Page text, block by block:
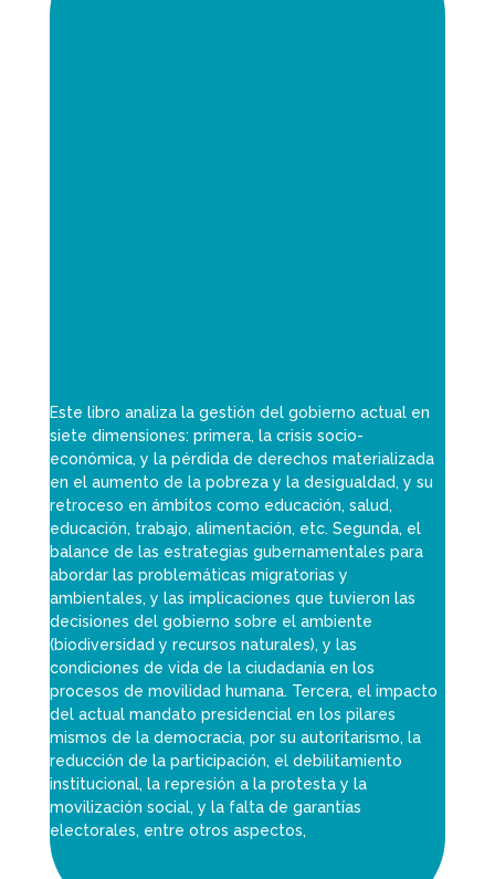
Este libro analiza la gestión del gobierno actual en
siete dimensiones: primera, la crisis socio-
económica, y la pérdida de derechos materializada
en el aumento de la pobreza y la desigualdad, y su
retroceso en ámbitos como educación, salud,
educación, trabajo, alimentación, etc. Segunda, el
balance de las estrategias gubernamentales para
abordar las problemáticas migratorias y
ambientales, y las implicaciones que tuvieron las
decisiones del gobierno sobre el ambiente
(biodiversidad y recursos naturales), y las
condiciones de vida de la ciudadanía en los
procesos de movilidad humana. Tercera, el impacto
del actual mandato presidencial en los pilares
mismos de la democracia, por su autoritarismo, la
reducción de la participación, el debilitamiento
institucional, la represión a la protesta y la
movilización social, y la falta de garantías
electorales, entre otros aspectos,